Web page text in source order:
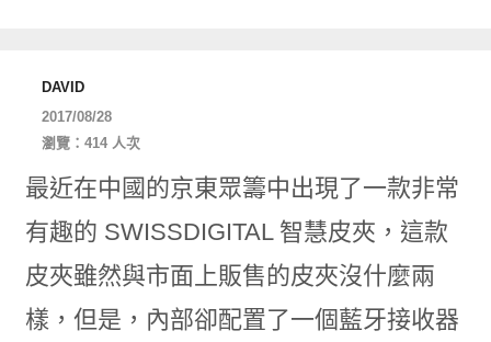
DAVID
2017/08/28
瀏覽：414 人次
最近在中國的京東眾籌中出現了一款非常
有趣的 SWISSDIGITAL 智慧皮夾，這款
皮夾雖然與市面上販售的皮夾沒什麼兩
樣，但是，內部卻配置了一個藍牙接收器